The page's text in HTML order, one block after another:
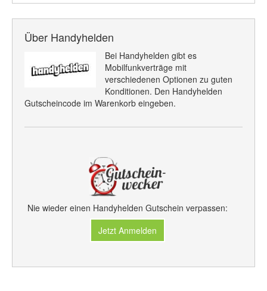
Über Handyhelden
Bei Handyhelden gibt es
Mobilfunkverträge mit
verschiedenen Optionen zu guten
Konditionen. Den Handyhelden
Gutscheincode im Warenkorb eingeben.
Nie wieder einen Handyhelden Gutschein verpassen:
Jetzt Anmelden